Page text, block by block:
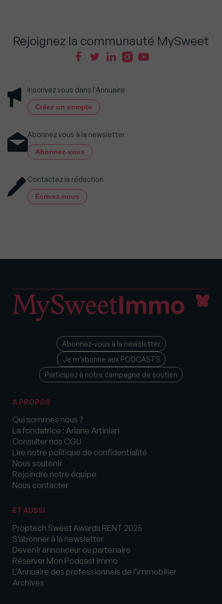
Rejoignez la communauté MySweet
Inscrivez vous dans l'Annuaire
Créez un compte
Abonnez vous à la newsletter
Abonnez-vous
Contactez la rédaction
Écrivez-nous
Abonnez-vous à la newsletter
Je m’abonne aux PODCASTS
Participez à notre campagne de soutien
A PROPOS
Qui sommes nous ?
La fondatrice : Ariane Artinian
Consulter nos CGU
Lire notre politique de confidentialité
Nous soutenir
Rejoindre notre équipe
Nous contacter
ET AUSSI
Proptech Sweet Awards RENT 2025
S’abonner à la newsletter
Devenir annonceur ou partenaire
Réserver Mon Podcast Immo
L’Annuaire des professionnels de l’immobilier
Archives